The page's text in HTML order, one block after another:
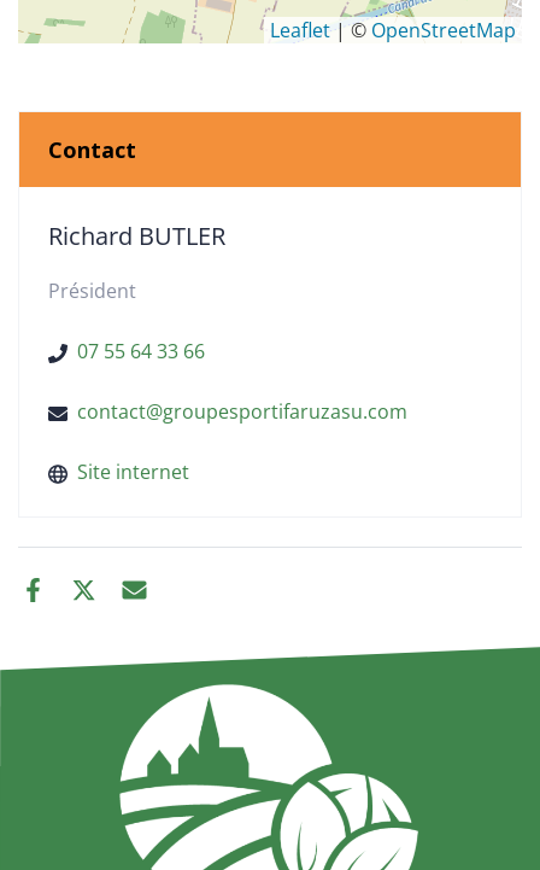
Leaflet| © OpenStreetMap
Contact
Richard BUTLER
Président
07 55 64 33 66
contact@groupesportifaruzasu.com
Site internet